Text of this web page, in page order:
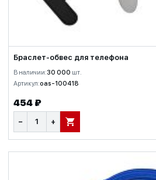
Браслет-обвес для телефона
В наличии:30 000 шт.
Артикул:oas-100418
454 ₽
− + В КОРЗИНУ